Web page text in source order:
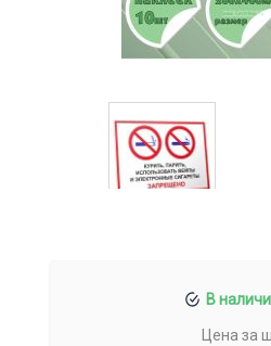
В
Цена за